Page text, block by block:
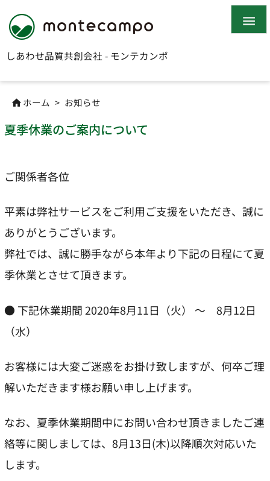
しあわせ品質共創会社 - モンテカンポ

 ホーム > お知らせ
夏季休業のご案内について
ご関係者各位
平素は弊社サービスをご利用ご支援をいただき、誠に
ありがとうございます。
弊社では、誠に勝手ながら本年より下記の日程にて夏
季休業とさせて頂きます。
● 下記休業期間 2020年8月11日（火） 〜 8月12日
（水）
お客様には大変ご迷惑をお掛け致しますが、何卒ご理
解いただきます様お願い申し上げます。
なお、夏季休業期間中にお問い合わせ頂きましたご連
絡等に関しましては、8月13日(木)以降順次対応いた
します。